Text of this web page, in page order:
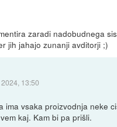
zaradi nadobudnega
jih jahajo zunanji avditorji ;)
13:50
ima vsaka proizvodnja neke
kaj. Kam bi pa prišli.